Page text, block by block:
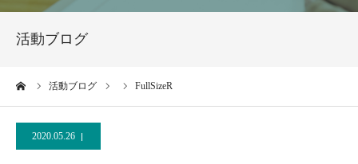
活動ブログ
活動ブログ FullSizeR
2020.05.26